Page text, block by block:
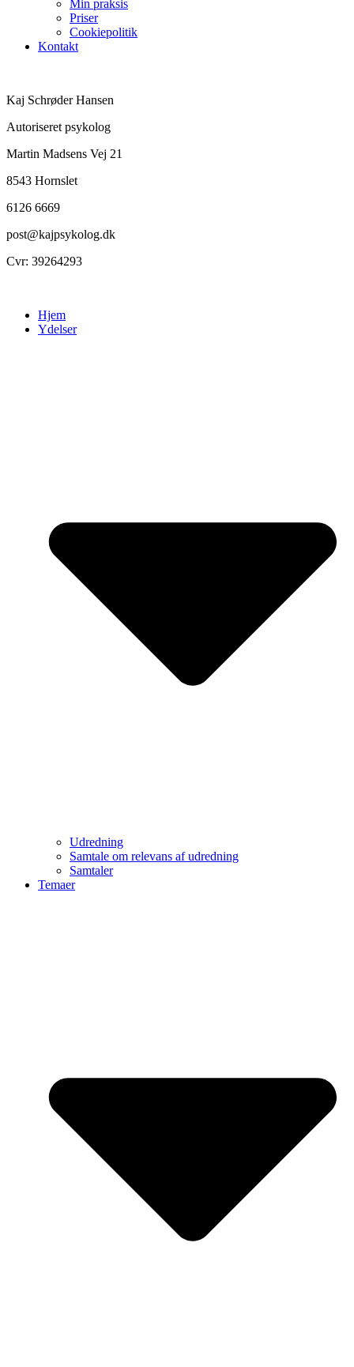
Min praksis
Priser
Cookiepolitik
Kontakt
Kaj Schrøder Hansen
Autoriseret psykolog
Martin Madsens Vej 21
8543 Hornslet
6126 6669
post@kajpsykolog.dk
Cvr: 39264293
Hjem
Ydelser
Udredning
Samtale om relevans af udredning
Samtaler
Temaer